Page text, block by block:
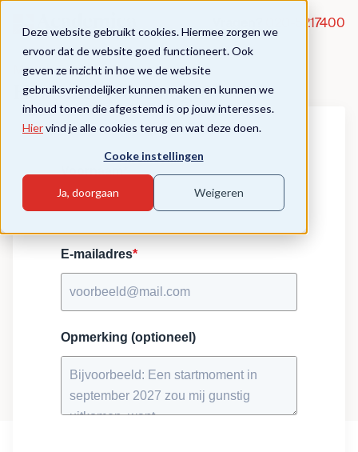
Deze website gebruikt cookies. Hiermee zorgen we
ervoor dat de website goed functioneert. Ook
geven ze inzicht in hoe we de website
gebruiksvriendelijker kunnen maken en kunnen we
inhoud tonen die afgestemd is op jouw interesses.
Hiervind je alle cookies terug en wat deze doen.
Cooke instellingen
Ja, doorgaan Weigeren
020-5217400
Module - Effectief leiderschap I
Houd me op de hoogte
E-mailadres*
Opmerking (optioneel)